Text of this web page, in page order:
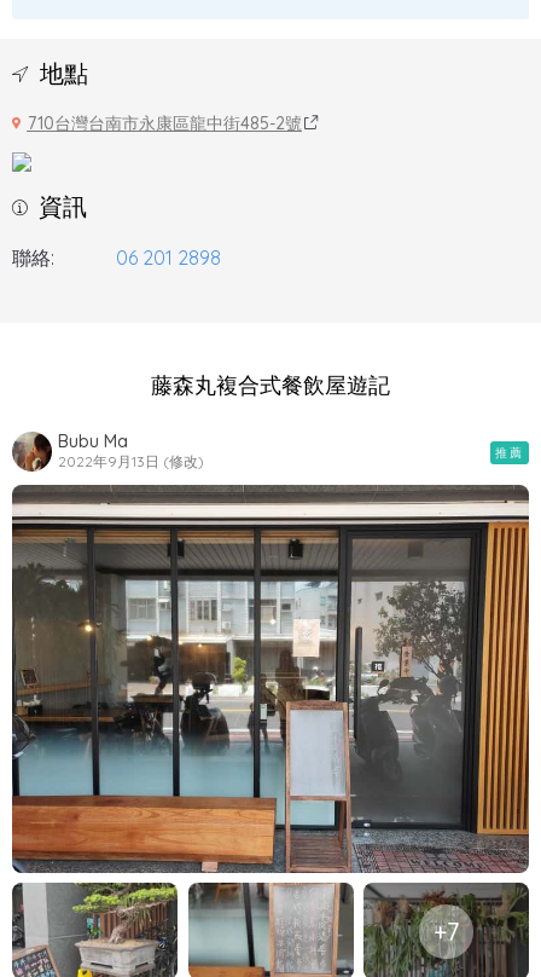
地點
710台灣台南市永康區龍中街485-2號
資訊
聯絡: 06 201 2898
藤森丸複合式餐飲屋遊記
Bubu Ma
2022年9月13日 (修改) 推薦
+7